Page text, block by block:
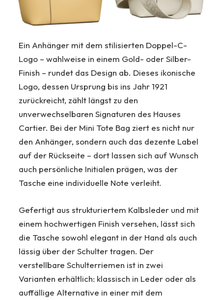
Ein Anhänger mit dem stilisierten Doppel-C-
Logo – wahlweise in einem Gold- oder Silber-
Finish – rundet das Design ab. Dieses ikonische
Logo, dessen Ursprung bis ins Jahr 1921
zurückreicht, zählt längst zu den
unverwechselbaren Signaturen des Hauses
Cartier. Bei der Mini Tote Bag ziert es nicht nur
den Anhänger, sondern auch das dezente Label
auf der Rückseite – dort lassen sich auf Wunsch
auch persönliche Initialen prägen, was der
Tasche eine individuelle Note verleiht.
Gefertigt aus strukturiertem Kalbsleder und mit
einem hochwertigen Finish versehen, lässt sich
die Tasche sowohl elegant in der Hand als auch
lässig über der Schulter tragen. Der
verstellbare Schulterriemen ist in zwei
Varianten erhältlich: klassisch in Leder oder als
auffällige Alternative in einer mit dem